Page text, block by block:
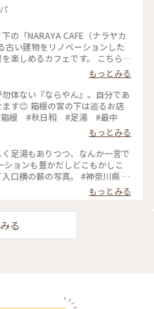
の「NARAYA CAFE（ナラヤカ
めるカフェです。 こちら、
して作ったお店だそう。建物の
にどことなくレトロな雰囲気が
て最高……！ 癒やされました🌳
フェ #ナラヤカフェ
もっとみる
体ない『ならやん』。自分であ
す😊 箱根の宮の下は巡るお店
#箱根 #秋日和 #足湯 #最中
もっとみる
足湯もありつつ、なんか一言で
ョンも豊かだしどこもかしこ
薪の写真。 #神奈川県 #
カフェ #足湯 #おしゃれ空間
もっとみる
る